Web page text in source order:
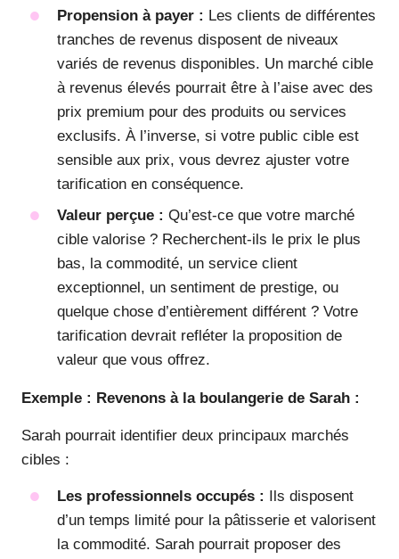
Propension à payer : Les clients de différentes
tranches de revenus disposent de niveaux
variés de revenus disponibles. Un marché cible
à revenus élevés pourrait être à l’aise avec des
prix premium pour des produits ou services
exclusifs. À l’inverse, si votre public cible est
sensible aux prix, vous devrez ajuster votre
tarification en conséquence.
Valeur perçue : Qu’est-ce que votre marché
cible valorise ? Recherchent-ils le prix le plus
bas, la commodité, un service client
exceptionnel, un sentiment de prestige, ou
quelque chose d’entièrement différent ? Votre
tarification devrait refléter la proposition de
valeur que vous offrez.
Exemple : Revenons à la boulangerie de Sarah :
Sarah pourrait identifier deux principaux marchés
cibles :
Les professionnels occupés : Ils disposent
d’un temps limité pour la pâtisserie et valorisent
la commodité. Sarah pourrait proposer des